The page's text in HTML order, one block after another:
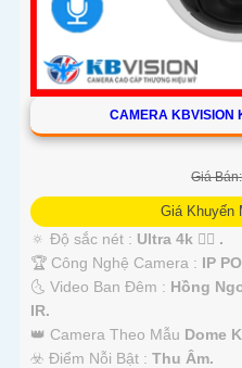
CAMERA KBVISION
Giá
Giá Khuyến
🔅 Độ sắc nét : Ultra 4k 👍🏾 .
🏆 Công Nghệ Camera : IP
🌜 Video Ban Đêm : Hồng
IR.
👑 Camera Theo Mẫu Dome
️☣️ Điểm Nỗi Bật : Thu Âm.